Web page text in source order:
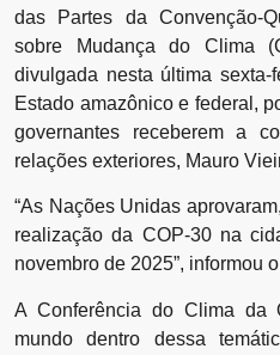
das Partes da Convenção-
sobre Mudança do Clima
divulgada nesta última
Estado amazônico e federal,
governantes receberem a
relações exteriores, Mauro
“As Nações Unidas
realização da COP-30 na
novembro de 2025”, informou
A Conferência do Clima
mundo dentro dessa